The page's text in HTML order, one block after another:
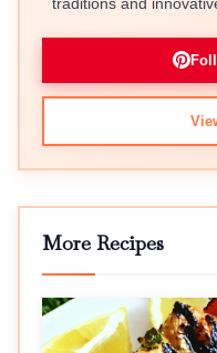
More Recipes